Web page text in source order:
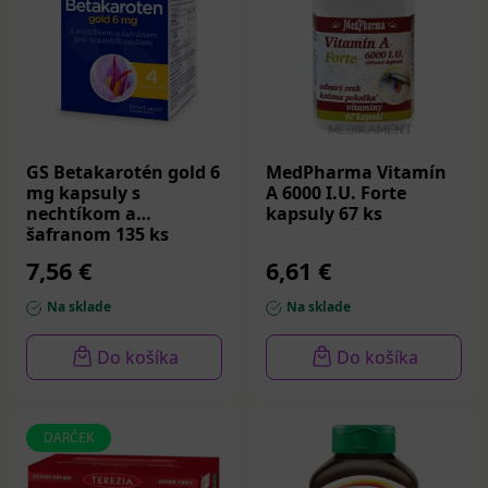
Problémy s rastom a vývojom: Vitamín A je pre rast
a vývoj tela dôležitý a jeho nedostatok u detí ho
môže spomaliť.
GS Betakarotén gold 6
mg kapsuly s
nechtíkom a
šafranom 135 ks
7,56 €
Na sklade
Do košíka
MedPharma Vitamín
A 6000 I.U. Forte
kapsuly 67 ks
6,61 €
Na sklade
Do košíka
DARČEK